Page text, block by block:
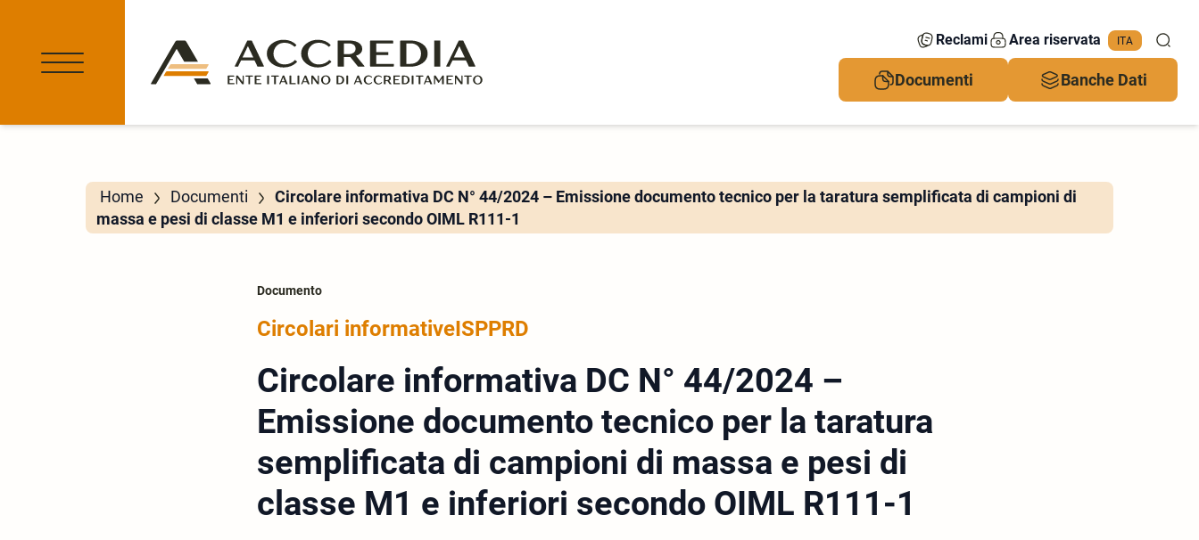
Reclami Area riservata ITA
Documenti Banche Dati
Home Documenti
Circolare informativa DC N° 44/2024 – Emissione documento tecnico per la taratura semplificata di campioni di
massa e pesi di classe M1 e inferiori secondo OIML R111-1
Documento
Circolari informativeISPPRD
Circolare informativa DC N° 44/2024 –
Emissione documento tecnico per la taratura
semplificata di campioni di massa e pesi di
classe M1 e inferiori secondo OIML R111-1